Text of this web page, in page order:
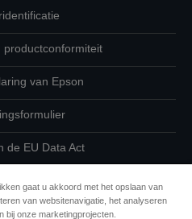
productconformiteit
van Epson
de EU Data Act
informatie
gaat u akkoord met het opslaan van
van websitenavigatie, het analyseren
bij onze marketingprojecten.